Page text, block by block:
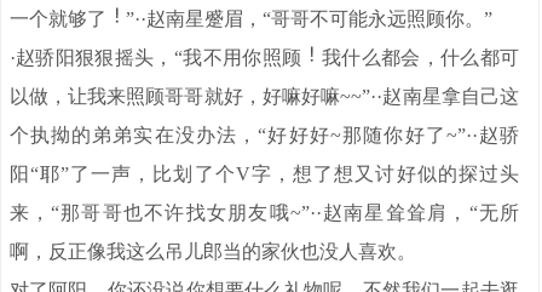
一个就够了
”··赵南星蹙眉，“哥哥不可能永远照顾你。”
·赵骄阳狠狠摇头，“我不用你照顾
我什么都会，什么都可
以做，让我来照顾哥哥就好，好嘛好嘛~~”··赵南星拿自己这
个执拗的弟弟实在没办法，“好好好~那随你好了~”··赵骄
阳“耶”了一声，比划了个V字，想了想又讨好似的探过头
来，“那哥哥也不许找女朋友哦~”··赵南星耸耸肩，“无所
啊，反正像我这么吊儿郎当的家伙也没人喜欢。